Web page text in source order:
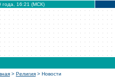
года, 16:21 (МСК)
> Религия > Новости